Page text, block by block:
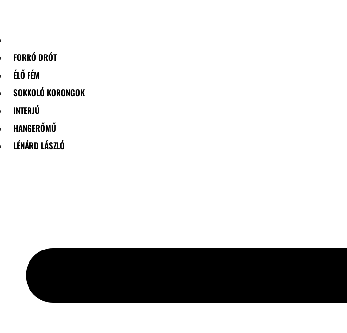
FORRÓ DRÓT
ÉLŐ FÉM
SOKKOLÓ KORONGOK
INTERJÚ
HANGERŐMŰ
LÉNÁRD LÁSZLÓ